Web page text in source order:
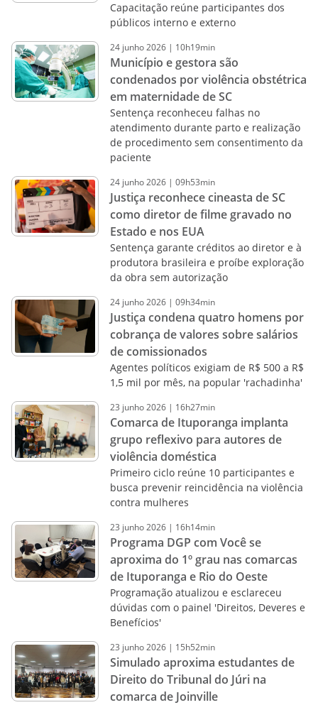
Capacitação reúne participantes dos
públicos interno e externo
24 junho2026 | 10h19min
Município e gestora são
condenados por violência obstétrica
em maternidade de SC
Sentença reconheceu falhas no
atendimento durante parto e realização
de procedimento sem consentimento da
paciente
24 junho2026 | 09h53min
Justiça reconhece cineasta de SC
como diretor de filme gravado no
Estado e nos EUA
Sentença garante créditos ao diretor e à
produtora brasileira e proíbe exploração
da obra sem autorização
24 junho2026 | 09h34min
Justiça condena quatro homens por
cobrança de valores sobre salários
de comissionados
Agentes políticos exigiam de R$ 500 a R$
1,5 mil por mês, na popular 'rachadinha'
23 junho2026 | 16h27min
Comarca de Ituporanga implanta
grupo reflexivo para autores de
violência doméstica
Primeiro ciclo reúne 10 participantes e
busca prevenir reincidência na violência
contra mulheres
23 junho2026 | 16h14min
Programa DGP com Você se
aproxima do 1º grau nas comarcas
de Ituporanga e Rio do Oeste
Programação atualizou e esclareceu
dúvidas com o painel 'Direitos, Deveres e
Benefícios'
23 junho2026 | 15h52min
Simulado aproxima estudantes de
Direito do Tribunal do Júri na
comarca de Joinville